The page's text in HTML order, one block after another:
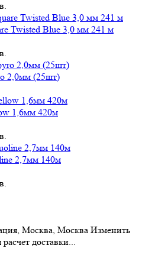
Twisted Blue 3,0 мм 241 м
2,0мм (25шт)
1,6мм 420м
2,7мм 140м
Москва, Москва Изменить
доставки...